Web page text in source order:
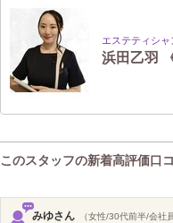
エステティシャ
浜田乙羽
このスタッフの新着高評価口
みゆさん （女性/30代前半/会社員